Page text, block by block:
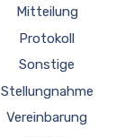
Mitteilung
Protokoll
Sonstige
Stellungnahme
Vereinbarung